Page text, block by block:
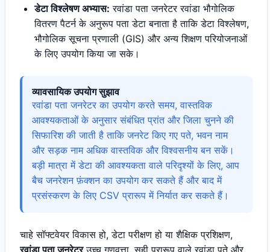
डेटा विश्लेषण अभ्यास: रवांडा पता जनरेटर रवांडा भौगोलिक
वितरण पैटर्न के अनुरूप पता डेटा बनाता है ताकि डेटा विश्लेषण,
भौगोलिक सूचना प्रणाली (GIS) और अन्य शिक्षण परियोजनाओं
के लिए उपयोग किया जा सके।
व्यावसायिक उपयोग सुझाव
रवांडा पता जनरेटर का उपयोग करते समय, वास्तविक
आवश्यकताओं के अनुसार संबंधित प्रांत और जिला चुनने की
सिफारिश की जाती है ताकि जनरेट किए गए पते, भवन नाम
और सड़क नाम अधिक वास्तविक और विश्वसनीय बन सकें।
बड़ी मात्रा में डेटा की आवश्यकता वाले परिदृश्यों के लिए, आप
बैच जनरेशन फ़ंक्शन का उपयोग कर सकते हैं और बाद में
प्रसंस्करण के लिए CSV प्रारूप में निर्यात कर सकते हैं।
चाहे सॉफ्टवेयर विकास हो, डेटा परीक्षण हो या शैक्षिक प्रशिक्षण,
रवांडा पता जनरेटरउच्च गुणवत्ता, सही प्रारूप वाले रवांडा पते और